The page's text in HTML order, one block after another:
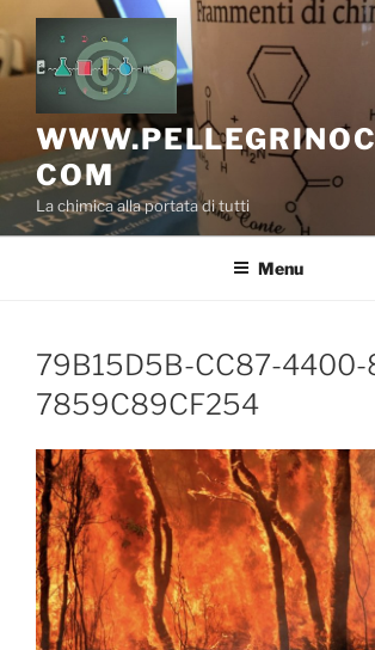
Salta
al
contenuto
COM
La chimica alla portata di tutti
Menu
79B15D5B-CC87-
7859C89CF254